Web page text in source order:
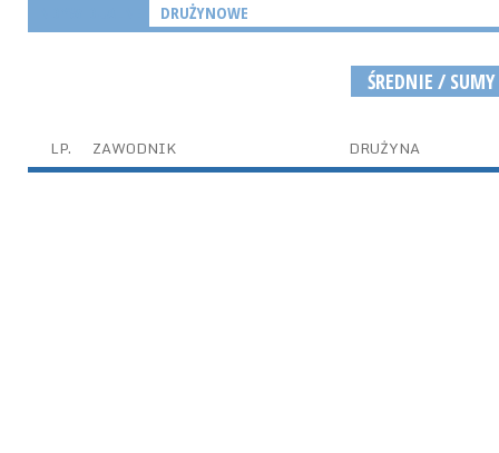
DRUŻYNOWE
ŚREDNIE / SUMY
LP. ZAWODNIK DRUŻYNA